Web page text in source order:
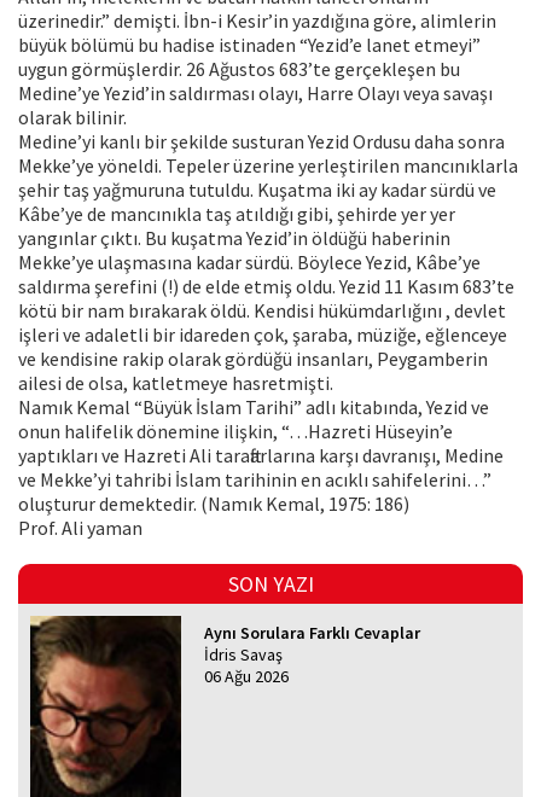
üzerinedir.” demişti. İbn-i Kesir’in yazdığına göre, alimlerin
büyük bölümü bu hadise istinaden “Yezid’e lanet etmeyi”
uygun görmüşlerdir. 26 Ağustos 683’te gerçekleşen bu
Medine’ye Yezid’in saldırması olayı, Harre Olayı veya savaşı
olarak bilinir.
Medine’yi kanlı bir şekilde susturan Yezid Ordusu daha sonra
Mekke’ye yöneldi. Tepeler üzerine yerleştirilen mancınıklarla
şehir taş yağmuruna tutuldu. Kuşatma iki ay kadar sürdü ve
Kâbe’ye de mancınıkla taş atıldığı gibi, şehirde yer yer
yangınlar çıktı. Bu kuşatma Yezid’in öldüğü haberinin
Mekke’ye ulaşmasına kadar sürdü. Böylece Yezid, Kâbe’ye
saldırma şerefini (!) de elde etmiş oldu. Yezid 11 Kasım 683’te
kötü bir nam bırakarak öldü. Kendisi hükümdarlığını , devlet
işleri ve adaletli bir idareden çok, şaraba, müziğe, eğlenceye
ve kendisine rakip olarak gördüğü insanları, Peygamberin
ailesi de olsa, katletmeye hasretmişti.
Namık Kemal “Büyük İslam Tarihi” adlı kitabında, Yezid ve
onun halifelik dönemine ilişkin, “…Hazreti Hüseyin’e
yaptıkları ve Hazreti Ali taraftarlarına karşı davranışı, Medine
ve Mekke’yi tahribi İslam tarihinin en acıklı sahifelerini…”
oluşturur demektedir. (Namık Kemal, 1975: 186)
Prof. Ali yaman
SON YAZI
Aynı Sorulara Farklı Cevaplar
İdris Savaş
06 Ağu 2026